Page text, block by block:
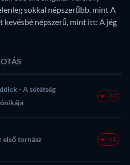
sokkal népszerűbb, mint A
kevésbé népszerű, mint itt: A jég
- A sötétség
-37
első tornász -65